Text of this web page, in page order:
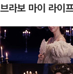
브라보 마이 라이